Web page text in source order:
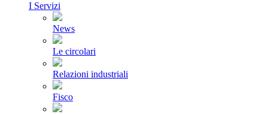
I Servizi
News
Le circolari
Relazioni industriali
Fisco